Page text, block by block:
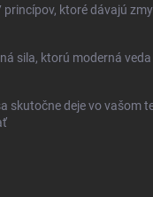
ktoré dávajú
sila, ktorú moderná
skutočne deje vo vašom